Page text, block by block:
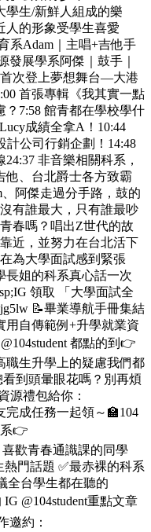
學生/新鮮人組成的樂
人的形象受學生喜愛
系Adam｜主唱+吉他手
發展學系阿傑｜鼓手｜
次登上夢想舞台—大港
首張專輯《我其實一點
7:58 館青都在學校學什
成績全拿A！10:44
計公司行銷企劃！14:48
非音樂相關科系，
他、台北爵士各方致霸
阿傑走過分手路，鼓的
有誰最大，只有誰最吵
春嗎？唱出Z世代的故
近，並努力在台北活下
為大學面試感到緊張
長姐的科系真心話一次
領取 「大學面試全
📝畢業導航手冊集結
用自傳範例+升學就業資
都點的到👉
職生升學上的疑慮我們都
到頭暈眼花嗎？別再煩
源禮包給你：
完成任務一起領～🏫104
👉
喜歡青春通識課的同學
門話題 ✅最赤裸的科系
全台學生都在聽的
@104student重點文章
邀約：